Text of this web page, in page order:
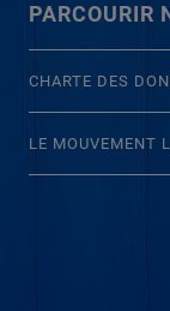
PARCOURIR
CHARTE DES
LE MOUVEMENT